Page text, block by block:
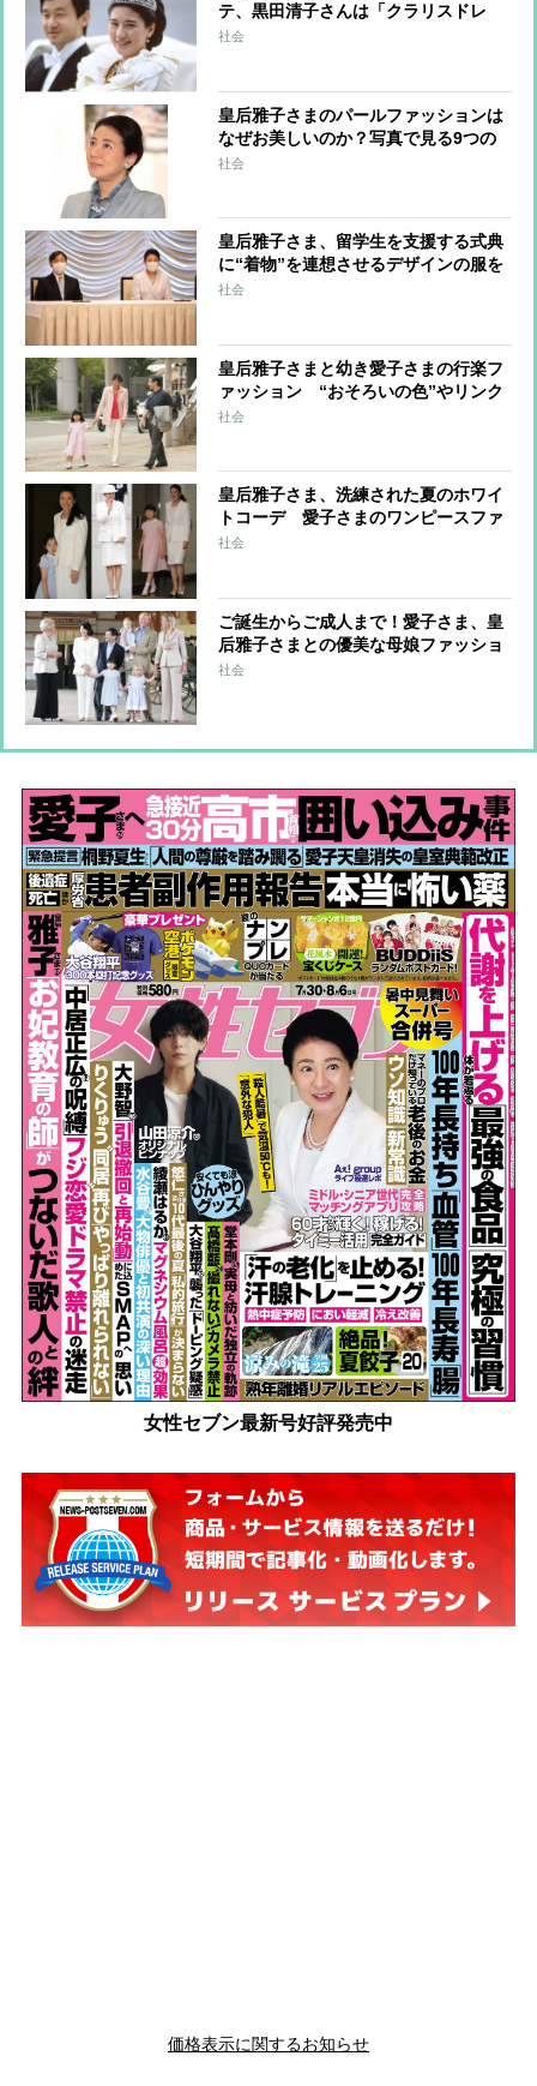
テ、黒田清子さんは「クラリスドレ
ス」と話題に 女性皇族の華麗な
社会
皇后雅子さまのパールファッションは
なぜお美しいのか？写真で見る9つの
コーデ
社会
皇后雅子さま、留学生を支援する式典
に“着物”を連想させるデザインの服を
お召しになるお心遣い
社会
皇后雅子さまと幼き愛子さまの行楽フ
ァッション “おそろいの色”やリンク
コーデなど上品に楽しむワザ
社会
皇后雅子さま、洗練された夏のホワイ
トコーデ 愛子さまのワンピースファ
ッションにも注目
社会
ご誕生からご成人まで！愛子さま、皇
后雅子さまとの優美な母娘ファッショ
ン
社会
女性セブン最新号好評発売中
価格表示に関するお知らせ